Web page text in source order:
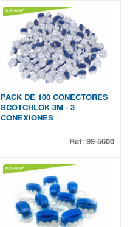
PACK DE 100 CONECTORES
SCOTCHLOK 3M - 3
CONEXIONES
Ref: 99-5600